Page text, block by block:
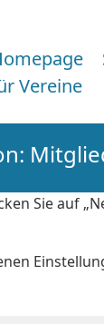
Vereine
Sie auf